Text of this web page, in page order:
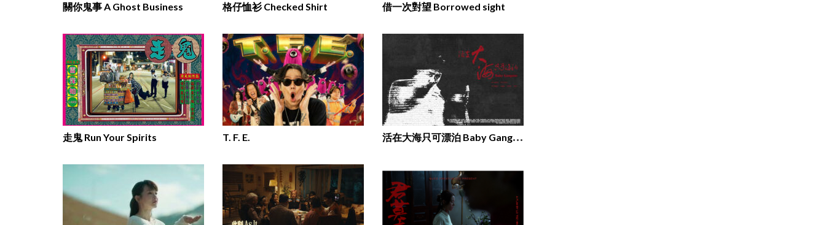
關你⿁事 A Ghost Business 格仔恤衫 Checked Shirt 借一次對望 Borrowed sight
走鬼 Run Your Spirits T. F. E. 活
在大海只可漂泊 Baby Gangster